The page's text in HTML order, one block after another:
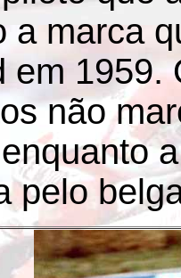
a marca
em 1959.
não
pelo